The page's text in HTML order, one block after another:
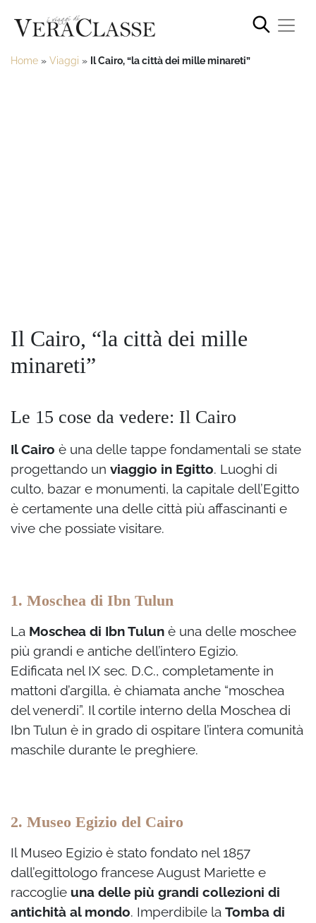
Home » Viaggi » Il Cairo, “la città dei mille minareti”
Il Cairo, “la città dei mille
minareti”
Le 15 cose da vedere: Il Cairo
Il Cairo è una delle tappe fondamentali se state
progettando un viaggio in Egitto. Luoghi di
culto, bazar e monumenti, la capitale dell’Egitto
è certamente una delle città più affascinanti e
vive che possiate visitare.
1. Moschea di Ibn Tulun
La Moschea di Ibn Tulun è una delle moschee
più grandi e antiche dell’intero Egizio.
Edificata nel IX sec. D.C., completamente in
mattoni d’argilla, è chiamata anche “moschea
del venerdi”. Il cortile interno della Moschea di
Ibn Tulun è in grado di ospitare l’intera comunità
maschile durante le preghiere.
2. Museo Egizio del Cairo
Il Museo Egizio è stato fondato nel 1857
dall’egittologo francese August Mariette e
raccoglie una delle più grandi collezioni di
antichità al mondo. Imperdibile la Tomba di